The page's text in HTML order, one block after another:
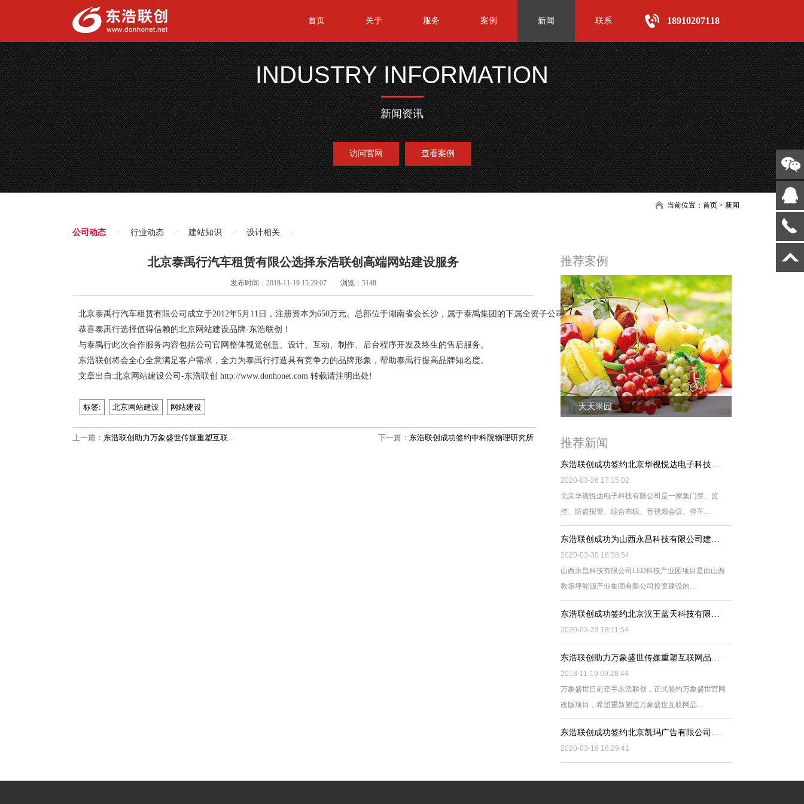
首页 关于 服务 案例 新闻 联系 18910207118
INDUSTRY INFORMATION
新闻资讯
访问官网 查看案例
当前位置：首页 >新闻
公司动态 行业动态 建站知识 设计相关
北京泰禹行汽车租赁有限公选择东浩联创高端网站建设服务
发布时间：2018-11-19 15:29:07 浏览：5148
北京泰禹行汽车租赁有限公司成立于2012年5月11日，注册资本为650万元。总部位于湖南省会长沙，属于泰禹集团的下属全资子公司，主营业务主要是为各公司、团队、个人等提供长期的汽车租赁
恭喜泰禹行选择值得信赖的北京网站建设品牌-东浩联创！
与泰禹行此次合作服务内容包括公司官网整体视觉创意、设计、互动、制作、后台程序开发及终生的售后服务。
东浩联创将会全心全意满足客户需求，全力为泰禹行打造具有竞争力的品牌形象，帮助泰禹行提高品牌知名度。
文章出自:北京网站建设公司-东浩联创 http://www.donhonet.com 转载请注明出处!
标签: 北京网站建设 网站建设
上一篇： 东浩联创助力万象盛世传媒重塑互联… 下一篇： 东浩联创成功签约中科院物理研究所
推荐案例
天天果园
推荐新闻
东浩联创成功签约北京华视悦达电子科技…
2020-03-26 17:15:02
北京华视悦达电子科技有限公司是一家集门禁、监
控、防盗报警、综合布线、音视频会议、停车…
东浩联创成功为山西永昌科技有限公司建…
2020-03-30 18:38:54
山西永昌科技有限公司LED科技产业园项目是由山西
教场坪能源产业集团有限公司投资建设的…
东浩联创成功签约北京汉王蓝天科技有限…
2020-03-23 18:11:54
东浩联创助力万象盛世传媒重塑互联网品…
2018-11-19 09:28:44
万象盛世日前牵手东浩联创，正式签约万象盛世官网
改版项目，希望重新塑造万象盛世互联网品…
东浩联创成功签约北京凯玛广告有限公司…
2020-03-19 16:29:41